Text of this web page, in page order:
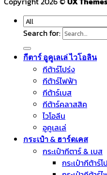
Search for:
กีตาร์ อูคูเลเล่ ไวโอลิน
กีต้าร์โปร่ง
กีต้าร์ไฟฟ้า
กีต้าร์เบส
กีต้าร์คลาสสิค
ไวโอลีน
อูคูเลเล่
กระเป๋า & ฮาร์ดเคส
กระเป๋ากีตาร์ & เบส
กระเป๋ากีต้าร์โ